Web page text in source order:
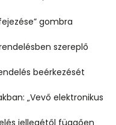
gombra
szereplő
beérkezését
„Vevő elektronikus
jellegétől függően